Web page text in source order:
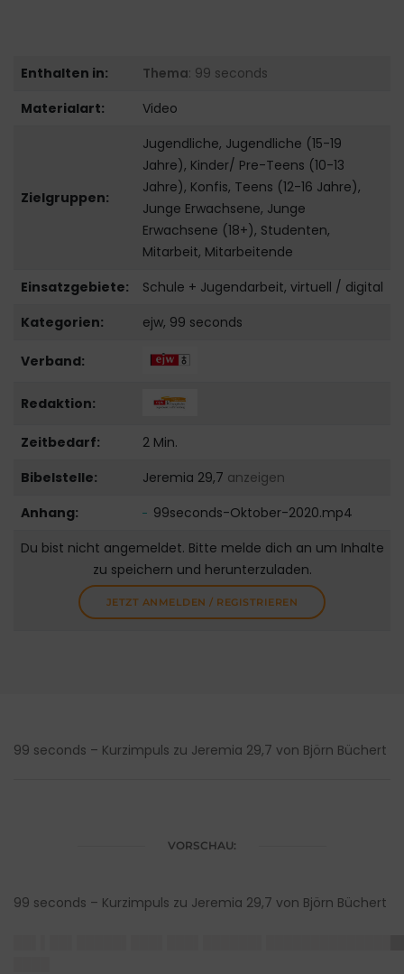
Enthalten in: Thema: 99 seconds
Materialart:
Video
Zielgruppen:
Jugendliche, Jugendliche (15-19
Jahre), Kinder/ Pre-Teens (10-13
Jahre), Konfis, Teens (12-16 Jahre),
Junge Erwachsene, Junge
Erwachsene (18+), Studenten,
Mitarbeit, Mitarbeitende
Einsatzgebiete:
Schule + Jugendarbeit, virtuell / digital
Kategorien:
ejw, 99 seconds
Verband:
Redaktion:
Zeitbedarf:
2 Min.
Bibelstelle:
Jeremia 29,7 anzeigen
Anhang:
99seconds-Oktober-2020.mp4
Du bist nicht angemeldet. Bitte melde dich an um Inhalte
zu speichern und herunterzuladen.
JETZT ANMELDEN / REGISTRIEREN
99 seconds – Kurzimpuls zu Jeremia 29,7 von Björn Büchert
VORSCHAU:
99 seconds – Kurzimpuls zu Jeremia 29,7 von Björn Büchert